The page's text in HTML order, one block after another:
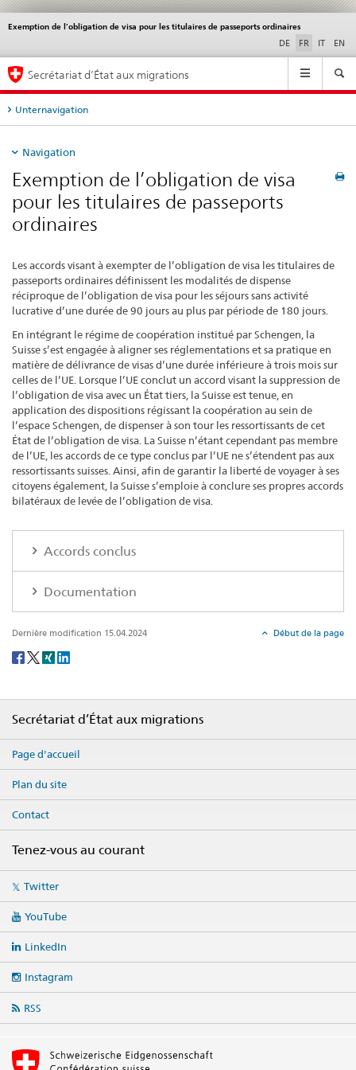
Exemption de l’obligation de visa pour les titulaires de passeports ordinaires
DE FR IT EN
Service
Navigation
Secrétariat d’État aux migrations
Unternavigation
Navigation
Exemption de l’obligation de visa
pour les titulaires de passeports
ordinaires
Les accords visant à exempter de l’obligation de visa les titulaires de
passeports ordinaires définissent les modalités de dispense
réciproque de l’obligation de visa pour les séjours sans activité
lucrative d’une durée de 90 jours au plus par période de 180 jours.
En intégrant le régime de coopération institué par Schengen, la
Suisse s’est engagée à aligner ses réglementations et sa pratique en
matière de délivrance de visas d’une durée inférieure à trois mois sur
celles de l’UE. Lorsque l’UE conclut un accord visant la suppression de
l’obligation de visa avec un État tiers, la Suisse est tenue, en
application des dispositions régissant la coopération au sein de
l’espace Schengen, de dispenser à son tour les ressortissants de cet
État de l’obligation de visa. La Suisse n’étant cependant pas membre
de l’UE, les accords de ce type conclus par l’UE ne s’étendent pas aux
ressortissants suisses. Ainsi, afin de garantir la liberté de voyager à ses
citoyens également, la Suisse s’emploie à conclure ses propres accords
bilatéraux de levée de l’obligation de visa.
Accords conclus
Documentation
Dernière modification 15.04.2024 Début de la page
Social
Secrétariat d’État aux migrations
Page d'accueil
Plan du site
Contact
Tenez-vous au courant
mediaTwitter
YouTube
LinkedIn
Instagram
RSS